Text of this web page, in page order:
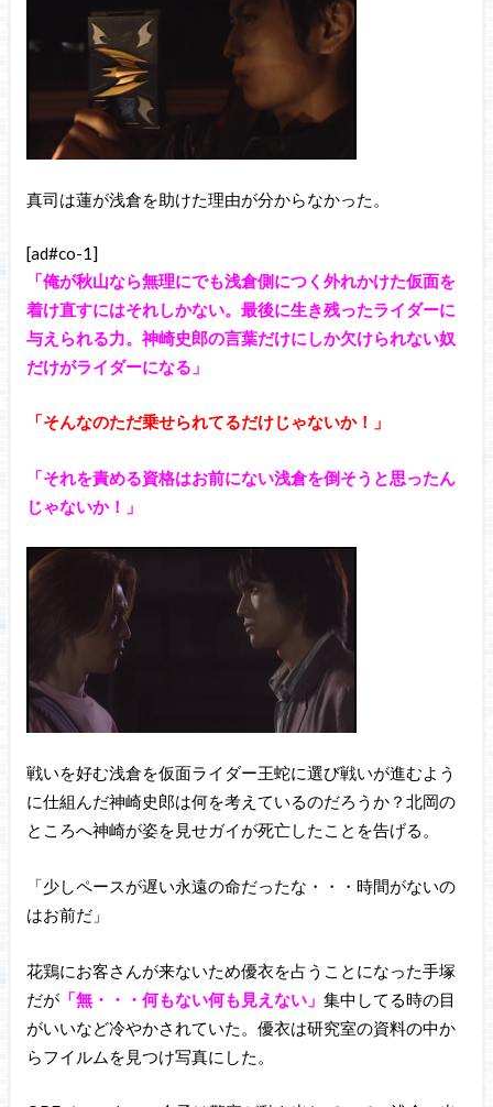
真司は蓮が浅倉を助けた理由が分からなかった。
[ad#co-1]
「俺が秋山なら無理にでも浅倉側につく外れかけた仮面を
着け直すにはそれしかない。最後に生き残ったライダーに
与えられる力。神崎史郎の言葉だけにしか欠けられない奴
だけがライダーになる」
「そんなのただ乗せられてるだけじゃないか！」
「それを責める資格はお前にない浅倉を倒そうと思ったん
じゃないか！」
戦いを好む浅倉を仮面ライダー王蛇に選び戦いが進むよう
に仕組んだ神崎史郎は何を考えているのだろうか？北岡の
ところへ神崎が姿を見せガイが死亡したことを告げる。
「少しペースが遅い永遠の命だったな・・・時間がないの
はお前だ」
花鶏にお客さんが来ないため優衣を占うことになった手塚
だが「無・・・何もない何も見えない」 集中してる時の目
がいいなど冷やかされていた。優衣は研究室の資料の中か
らフイルムを見つけ写真にした。